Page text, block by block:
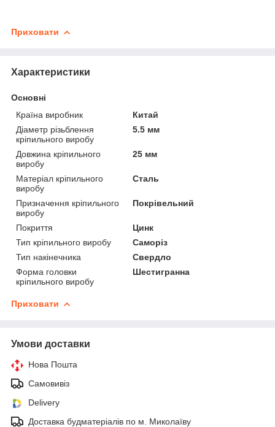
Приховати
Характеристики
Основні
Країна виробник
Китай
Діаметр різьблення
кріпильного виробу
5.5 мм
Довжина кріпильного
виробу
25 мм
Матеріал кріпильного
виробу
Сталь
Призначення кріпильного
виробу
Покрівельний
Покриття
Цинк
Тип кріпильного виробу
Саморіз
Тип накінечника
Свердло
Форма головки
кріпильного виробу
Шестигранна
Приховати
Умови доставки
Нова Пошта
Самовивіз
Delivery
Доставка будматеріалів по м. Миколаїву